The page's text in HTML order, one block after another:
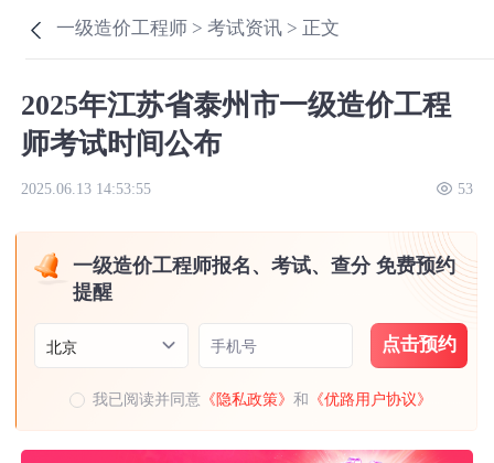
一级造价工程师 >考试资讯 > 正文
2025年江苏省泰州市一级造价工程
师考试时间公布
2025.06.13 14:53:55 53
一级造价工程师报名、考试、查分 免费预约
提醒
北京 手机号 点击预约
我已阅读并同意 《隐私政策》和 《优路用户协议》